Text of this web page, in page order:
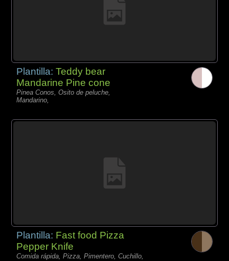
Plantilla:Teddy bear
Mandarine Pine cone
Pinea Conos, Osito de peluche,
Mandarino,
Plantilla: Fast food Pizza
Pepper Knife
Comida rápida, Pizza, Pimentero, Cuchillo,